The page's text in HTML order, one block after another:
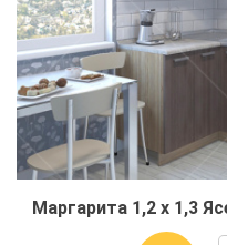
Маргарита 1,2 x 1,3